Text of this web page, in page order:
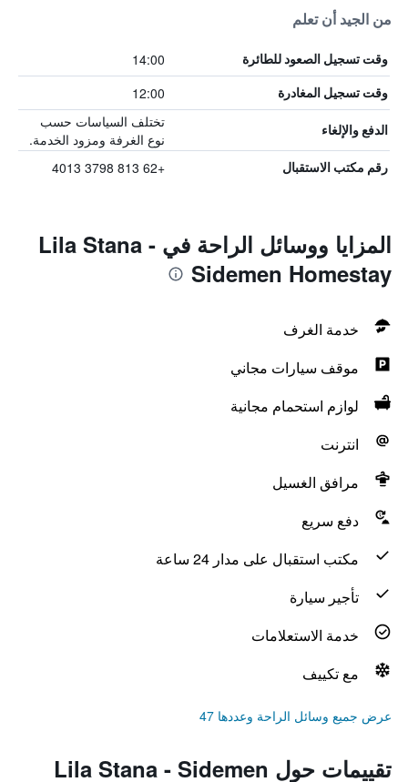
من الجيد أن تعلم
وقت تسجيل الصعود للطائرة 14:00
وقت تسجيل المغادرة 12:00
الدفع والإلغاء
تختلف السياسات حسب
نوع الغرفة ومزود الخدمة.
رقم مكتب الاستقبال +62 813 3798 4013
المزايا ووسائل الراحة في Lila Stana -
Sidemen Homestay
خدمة الغرف
موقف سيارات مجاني
لوازم استحمام مجانية
انترنت
مرافق الغسيل
دفع سريع
مكتب استقبال على مدار 24 ساعة
تأجير سيارة
خدمة الاستعلامات
مع تكييف
عرض جميع وسائل الراحة وعددها 47
تقييمات حول Lila Stana - Sidemen